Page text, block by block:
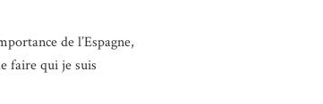
de l’Espagne,
faire qui je suis